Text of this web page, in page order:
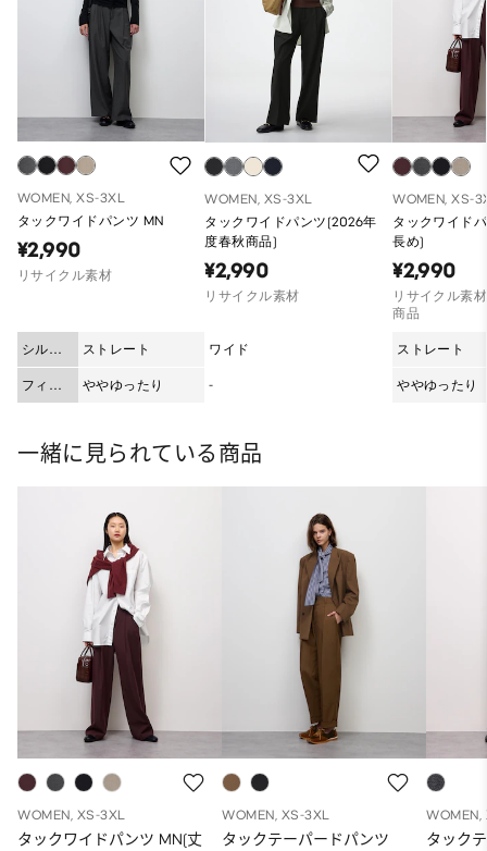
WOMEN, XS-3XL
タックワイドパンツ MN
¥2,990
リサイクル素材
シルエ
ット
ストレート
フィッ
ト
ややゆったり
WOMEN, XS-3XL
タックワイドパンツ(2026年
度春秋商品)
¥2,990
リサイクル素材
ワイド
-
WOMEN, XS-
タックワイド
長め)
¥2,990
リサイクル素
商品
ストレート
ややゆったり
一緒に見られている商品
WOMEN, XS-3XL
タックワイドパンツ MN(丈
WOMEN, XS-3XL
タックテーパードパンツ
WOMEN,
タック